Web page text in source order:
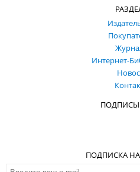
Интернет-
ПОДПИСКА